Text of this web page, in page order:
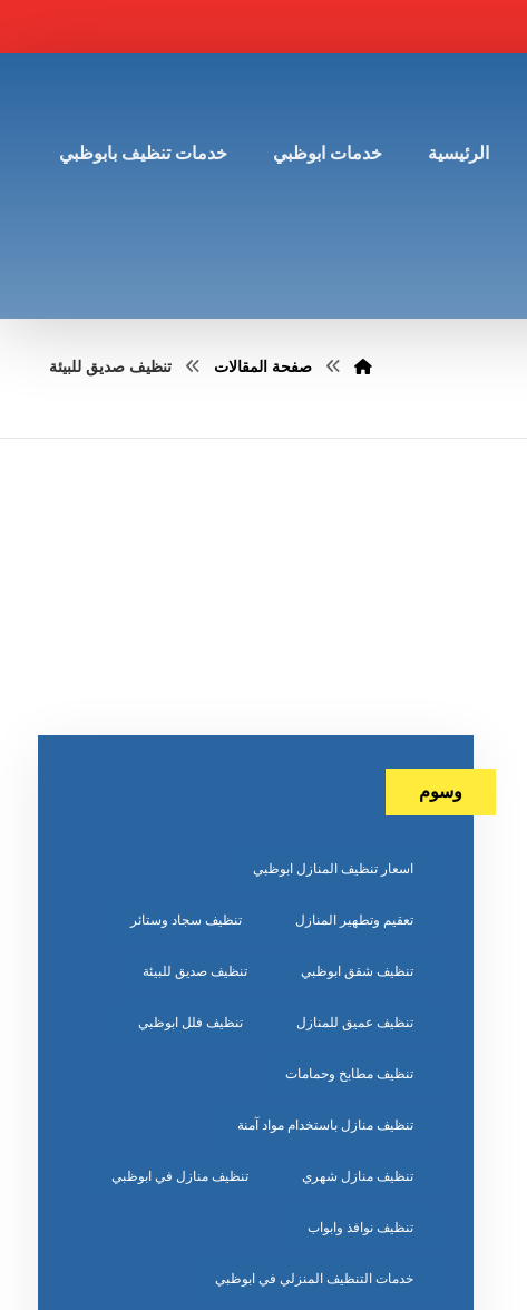
الرئيسية خدمات ابوظبي خدمات تنظيف بابوظبي
صفحة المقالات تنظيف صديق للبيئة
وسوم
اسعار تنظيف المنازل ابوظبي
تعقيم وتطهير المنازل تنظيف سجاد وستائر
تنظيف شقق ابوظبي تنظيف صديق للبيئة
تنظيف عميق للمنازل تنظيف فلل ابوظبي
تنظيف مطابخ وحمامات
تنظيف منازل باستخدام مواد آمنة
تنظيف منازل شهري تنظيف منازل في ابوظبي
تنظيف نوافذ وابواب
خدمات التنظيف المنزلي في ابوظبي